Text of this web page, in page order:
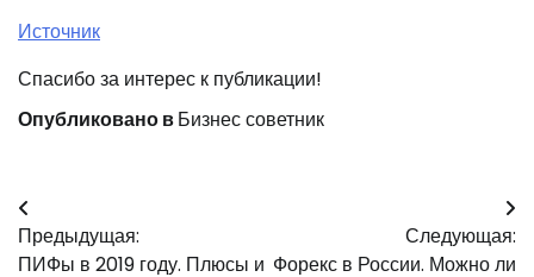
Источник
Спасибо за интерес к публикации!
Опубликовано вБизнес советник
Навигация
по
Предыдущая:
ПИФы в 2019 году. Плюсы и
Следующая:
Форекс в России. Можно ли